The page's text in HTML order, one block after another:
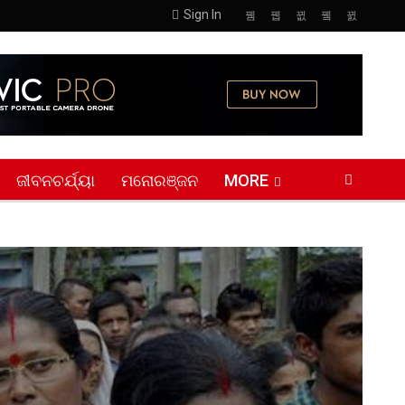
Sign In
ଜୀବନଚର୍ଯ୍ୟା ମନୋରଞ୍ଜନ MORE